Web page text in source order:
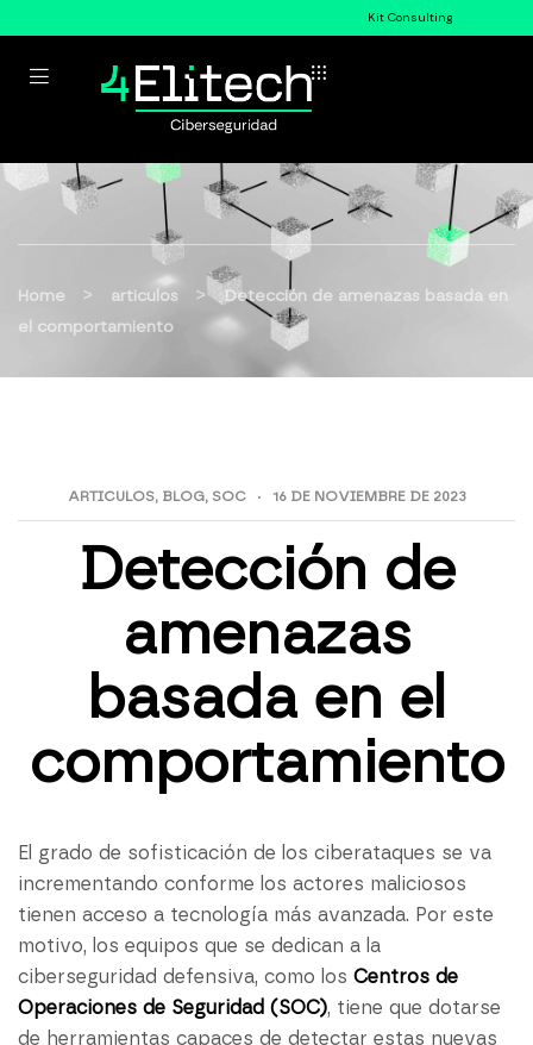
Kit Consulting
Home > articulos >
Detección de amenazas basada en
el comportamiento
ARTICULOS, BLOG, SOC 16 DE NOVIEMBRE DE 2023
Detección de
amenazas
basada en el
comportamiento
El grado de sofisticación de los ciberataques se va
incrementando conforme los actores maliciosos
tienen acceso a tecnología más avanzada. Por este
motivo, los equipos que se dedican a la
ciberseguridad defensiva, como los Centros de
Operaciones de Seguridad (SOC), tiene que dotarse
de herramientas capaces de detectar estas nuevas